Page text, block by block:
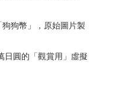
狗幣」，原始圖片製
圓的「觀賞用」虛擬